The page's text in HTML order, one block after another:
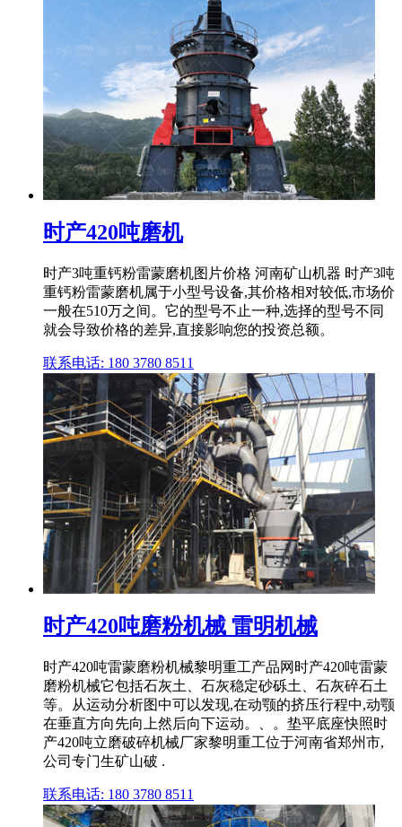
时产420吨磨机
时产3吨重钙粉雷蒙磨机图片价格 河南矿山机器 时产3吨
重钙粉雷蒙磨机属于小型号设备,其价格相对较低,市场价
一般在510万之间。它的型号不止一种,选择的型号不同
就会导致价格的差异,直接影响您的投资总额。
联系电话: 180 3780 8511
时产420吨磨粉机械 雷明机械
时产420吨雷蒙磨粉机械黎明重工产品网时产420吨雷蒙
磨粉机械它包括石灰土、石灰稳定砂砾土、石灰碎石土
等。从运动分析图中可以发现,在动颚的挤压行程中,动颚
在垂直方向先向上然后向下运动。、。垫平底座快照时
产420吨立磨破碎机械厂家黎明重工位于河南省郑州市,
公司专门生矿山破 .
联系电话: 180 3780 8511